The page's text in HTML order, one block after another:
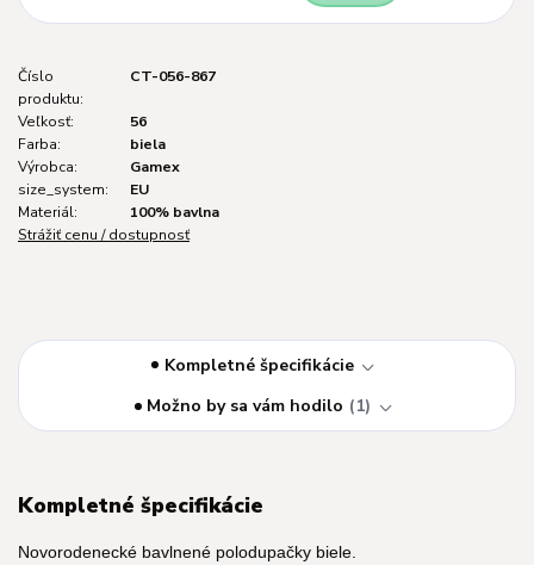
Číslo
produktu:
CT-056-867
Veľkosť:
56
Farba:
biela
Výrobca:
Gamex
size_system:
EU
Materiál:
100% bavlna
Strážiť cenu / dostupnosť
Kompletné špecifikácie
Možno by sa vám hodilo
1
Kompletné špecifikácie
Novorodenecké bavlnené polodupačky biele.